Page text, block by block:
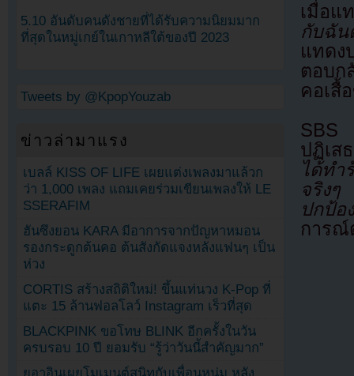
เมื่อแ
กับฉั
แทดง
ตอบก
คอเสื้
SBS
ปฏิเ
ได้ทำ
จริง
ปกป้อ
การณ์
5.10 อันดับคนดังชายที่ได้รับความนิยมมาก
ที่สุดในหมู่เกย์ในเกาหลีใต้ของปี 2023
Tweets by @KpopYouzab
ข่าวล่ามาแรง
เบลล์ KISS OF LIFE เผยแต่งเพลงมาแล้วก
ว่า 1,000 เพลง แถมเคยร่วมเขียนเพลงให้ LE
SSERAFIM
ฮันซึงยอน KARA มีอาการจากปัญหาหมอน
รองกระดูกต้นคอ ต้นสังกัดแจงหลังแฟนๆ เป็น
ห่วง
CORTIS สร้างสถิติใหม่! ขึ้นแท่นวง K-Pop ที่
แตะ 15 ล้านฟอลโลว์ Instagram เร็วที่สุด
BLACKPINK ขอโทษ BLINK อีกครั้งในวัน
ครบรอบ 10 ปี ยอมรับ “รู้ว่าวันนี้สำคัญมาก”